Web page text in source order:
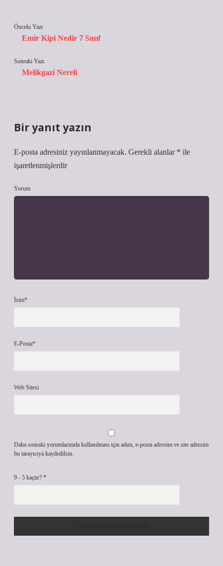
Önceki Yazı
Emir Kipi Nedir 7 Sınıf
Sonraki Yazı
Melikgazi Nereli
Bir yanıt yazın
E-posta adresiniz yayınlanmayacak. Gerekli alanlar * ile
işaretlenmişlerdir
Yorum
İsim*
E-Posta*
Web Sitesi
Daha sonraki yorumlarımda kullanılması için adım, e-posta adresim ve site adresim
bu tarayıcıya kaydedilsin.
9 - 5 kaçtır? *